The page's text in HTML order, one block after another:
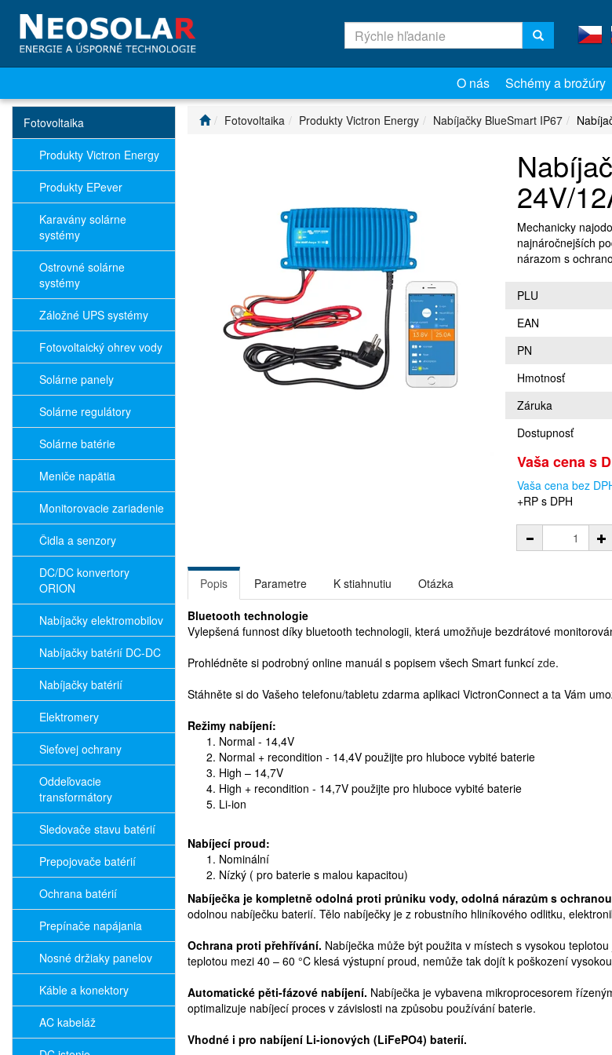
O nás Schémy a brožúry
Fotovoltaika
Produkty Victron Energy
Produkty EPever
Karavány solárne
systémy
Ostrovné solárne
systémy
Záložné UPS systémy
Fotovoltaický ohrev vody
Solárne panely
Solárne regulátory
Solárne batérie
Meniče napätia
Monitorovacie zariadenie
Čidla a senzory
DC/DC konvertory
ORION
Nabíjačky elektromobilov
Nabíjačky batérií DC-DC
Nabíjačky batérií
Elektromery
Sieťovej ochrany
Oddeľovacie
transformátory
Sledovače stavu batérií
Prepojovače batérií
Ochrana batérií
Prepínače napájania
Nosné držiaky panelov
Káble a konektory
AC kabeláž
Fotovoltaika Produkty Victron Energy Nabíjačky BlueSmart IP67
24V/
Mechanicky
najnáročnejších
nárazom s
PLU
EAN
PN
Hmotnosť
Záruka
Dostupnosť
Vaša cena s
Vaša cena bez
+RP s DPH
Popis Parametre K stiahnutiu Otázka
Bluetooth technologie
Vylepšená funnost díky bluetooth technologii, která umožňuje bezdrátové
Prohlédněte si podrobný online manuál s popisem všech Smart funkcí zde.
Stáhněte si do Vašeho telefonu/tabletu zdarma aplikaci VictronConnect a ta Vám
Režimy nabíjení:
Normal - 14,4V
Normal + recondition - 14,4V použijte pro hluboce vybité baterie
High – 14,7V
High + recondition - 14,7V použijte pro hluboce vybité baterie
Li-ion
Nabíjecí proud:
Nominální
Nízký ( pro baterie s malou kapacitou)
Nabíječka je kompletně odolná proti průniku vody, odolná nárazům s
odolnou nabíječku baterií. Tělo nabíječky je z robustního hliníkového odlitku,
Ochrana proti přehřívání. Nabíječka může být použita v místech s vysokou
teplotou mezi 40 – 60 °C klesá výstupní proud, nemůže tak dojít k poškození
Automatické pěti-fázové nabíjení. Nabíječka je vybavena mikroprocesorem
optimalizuje nabíjecí proces v závislosti na způsobu používání baterie.
Vhodné i pro nabíjení Li-ionových (LiFePO4) baterií.